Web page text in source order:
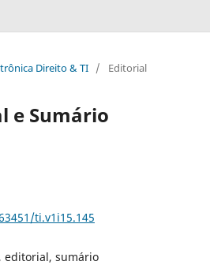
Direito & TI / Editorial
e Sumário
ti.v1i15.145
editorial, sumário